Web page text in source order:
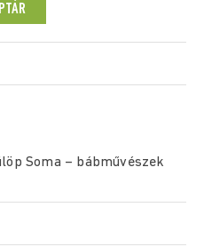
Soma – bábművészek